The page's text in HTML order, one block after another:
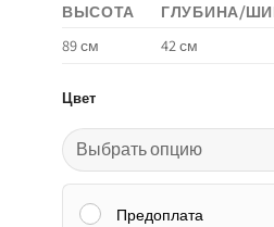
ВЫСОТА ГЛУБИНА/
89 см
42 см
Цвет
Предоплата